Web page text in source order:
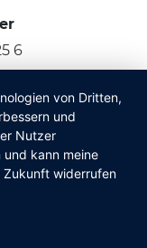
von Dritten,
und
Nutzer
kann meine
Zukunft widerrufen
6